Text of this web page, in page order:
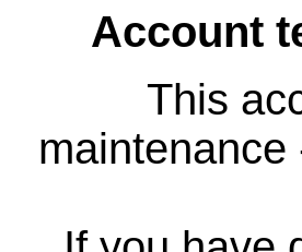
Account
This